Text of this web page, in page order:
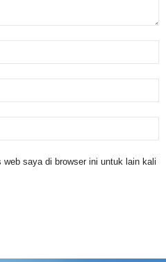
saya di browser ini untuk lain kali